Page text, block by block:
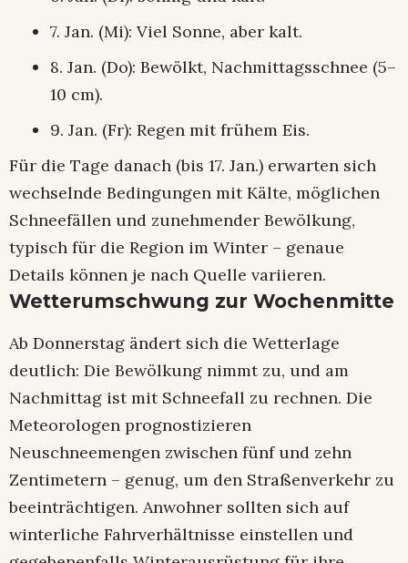
7. Jan. (Mi): Viel Sonne, aber kalt.
8. Jan. (Do): Bewölkt, Nachmittagsschnee (5–
10 cm).
9. Jan. (Fr): Regen mit frühem Eis.
Für die Tage danach (bis 17. Jan.) erwarten sich
wechselnde Bedingungen mit Kälte, möglichen
Schneefällen und zunehmender Bewölkung,
typisch für die Region im Winter – genaue
Details können je nach Quelle variieren.
Wetterumschwung zur Wochenmitte
Ab Donnerstag ändert sich die Wetterlage
deutlich: Die Bewölkung nimmt zu, und am
Nachmittag ist mit Schneefall zu rechnen. Die
Meteorologen prognostizieren
Neuschneemengen zwischen fünf und zehn
Zentimetern – genug, um den Straßenverkehr zu
beeinträchtigen. Anwohner sollten sich auf
winterliche Fahrverhältnisse einstellen und